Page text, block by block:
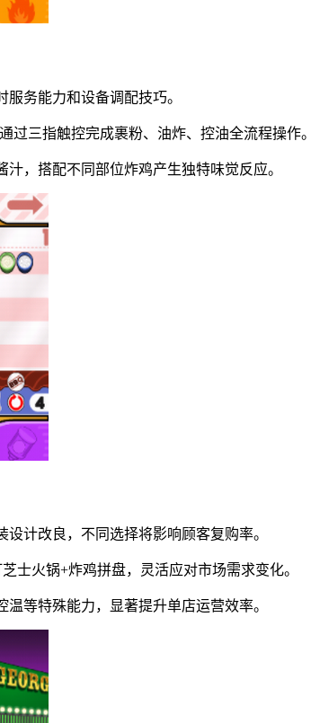
务能力和设备调配技巧。
三指触控完成裹粉、油炸、控油全流程操作。
，搭配不同部位炸鸡产生独特味觉反应。
计改良，不同选择将影响顾客复购率。
士火锅+炸鸡拼盘，灵活应对市场需求变化。
等特殊能力，显著提升单店运营效率。